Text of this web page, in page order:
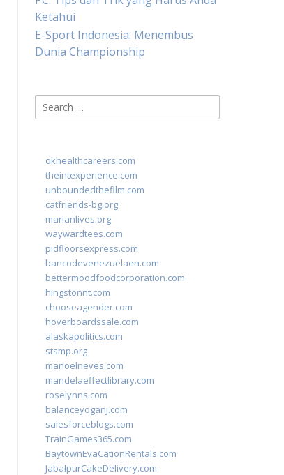
Ketahui
E-Sport Indonesia: Menembus
Dunia Championship
Search
for:
okhealthcareers.com
theintexperience.com
unboundedthefilm.com
catfriends-bg.org
marianlives.org
waywardtees.com
pidfloorsexpress.com
bancodevenezuelaen.com
bettermoodfoodcorporation.com
hingstonnt.com
chooseagender.com
hoverboardssale.com
alaskapolitics.com
stsmp.org
manoelneves.com
mandelaeffectlibrary.com
roselynns.com
balanceyoganj.com
salesforceblogs.com
TrainGames365.com
BaytownEvaCationRentals.com
JabalpurCakeDelivery.com